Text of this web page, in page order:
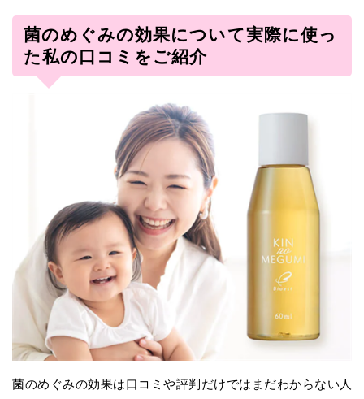
菌のめぐみの効果について実際に使っ
た私の口コミをご紹介
菌のめぐみの効果は口コミや評判だけではまだわからない人